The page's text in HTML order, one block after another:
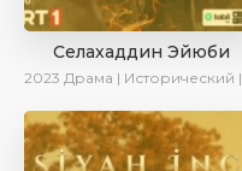
Селахаддин Эйюби
2023 Драма | Исторический | Сериалы 2023